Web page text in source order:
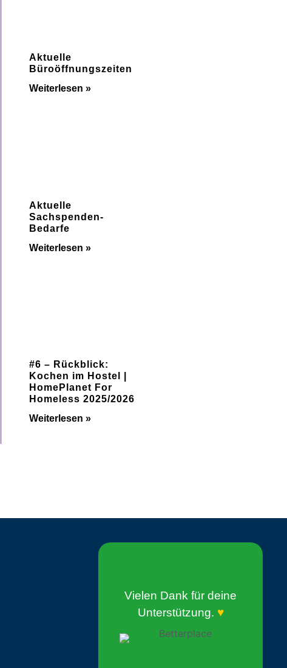
Aktuelle
Büroöffnungszeiten
Weiterlesen »
Aktuelle
Sachspenden-
Bedarfe
Weiterlesen »
#6 – Rückblick:
Kochen im Hostel |
HomePlanet For
Homeless 2025/2026
Weiterlesen »
Vielen Dank für deine
Unterstützung. ♥